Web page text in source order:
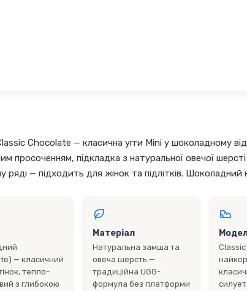
Chocolate — класична угги Mini у шоколадному
просоченням, підкладка з натуральної овечої
ряді — підходить для жінок та підлітків.
— класичний
тепло-
з глибокою
Матеріал
Натуральна замша та
овеча шерсть —
традиційна UGG-
формула без платформи